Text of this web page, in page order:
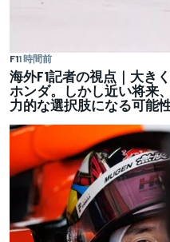
F11 時間前
海外F1記者の視点｜大き
ホンダ。しかし近い将来
力的な選択肢になる可能